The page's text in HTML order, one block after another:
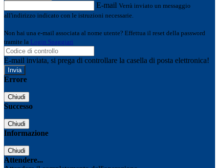
E-mail Verrà inviato un messaggio
all'indirizzo indicato con le istruzioni necessarie.
Non hai una e-mail associata al nome utente? Effettua il reset della password
tramite la Login Spaggiari
E-mail inviata, si prega di controllare la casella di posta elettronica!
Errore
Chiudi
Successo
Chiudi
Informazione
Chiudi
Attendere...